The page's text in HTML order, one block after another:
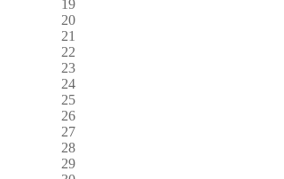
19
20
21
22
23
24
25
26
27
28
29